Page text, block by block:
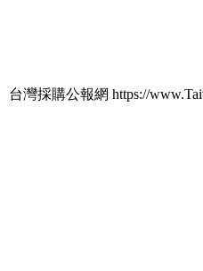
台灣採購公報網 https://